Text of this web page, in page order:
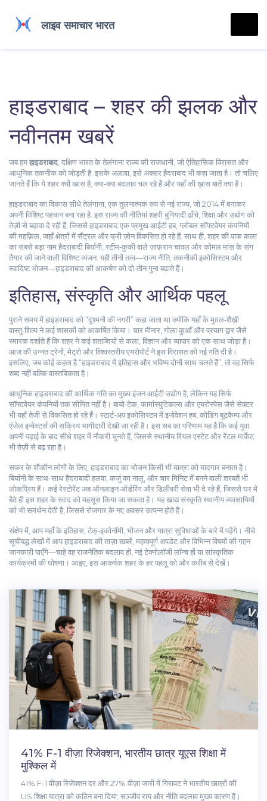
हाइडराबाद – शहर की झलक और
नवीनतम खबरें
जब हमहाइडराबाद दक्षिण भारत के तेलंगाना राज्य की राजधानी, जो ऐतिहासिक विरासत और
आधुनिक तकनीक को जोड़ती है. इसके अलावा, इसे अक्सरहैदराबादभी कहा जाता है। तो चलिए
जानते हैं कि ये शहर क्यों खास है, क्या‑क्या बदलाव चल रहे हैं और यहाँ की ख़ास बातें क्या हैं।
हाइडराबाद का विकास सीधेतेलंगाना एक तुलनात्मक रूप से नई राज्य, जो 2014 में बनाकर
अपनी विशिष्ट पहचान बना रहा है. इस राज्य की नीतियां शहरी बुनियादी ढाँचे, शिक्षा और उद्योग को
तेज़ी से बढ़ावा दे रही हैं, जिससे हाइडराबाद एक प्रमुखआईटी हब, ग्लोबल सॉफ्टवेयर कंपनियों
की महफ़िल, जहाँ क्षेत्रों में सैंट्रल और फ्री ज़ोन विकसित हो रहे हैं. साथ ही, शहर की पाक कला
का सबसे बड़ा नामहैदराबादी बिर्यानी स्टीम‑कुकी वाले ज़ाफ़रान चावल और कोमल मांस के संग
तैयार की जाने वाली विशिष्ट व्यंजन. यही तीनों तत्व—राज्य नीति, तकनीकी इकोसिस्टम और
स्वादिष्ट भोजन—हाइडराबाद की आकर्षण को दो‑तीन गुना बढ़ाते हैं।
इतिहास, संस्कृति और आर्थिक पहलू
पुराने समय में हाइडराबाद को “दुश्मनों की नगरी” कहा जाता था क्योंकि यहाँ के मुग़ल‑शैख़ी
वास्तु‑शिल्प ने कई शासकों को आकर्षित किया। चार मीनार, गोला कुआँ और प्रयाग द्वार जैसे
स्मारक दर्शाते हैं कि शहर ने कई शताब्दियों से कला, विज्ञान और व्यापार को एक साथ जोड़ा है।
आज की उन्नत ट्रेनों, मेट्रो और विश्वस्तरीय एयरोपोर्ट ने इस विरासत को नई गति दी है।
इसलिए, जब कोई कहता है “हाइडराबाद में इतिहास और भविष्य दोनों साथ चलते हैं”, तो वह सिर्फ
शब्द नहीं बल्कि वास्तविकता है।
आधुनिक हाइडराबाद की आर्थिक गति का मुख्य इंजन आईटी उद्योग है, लेकिन यह सिर्फ
सॉफ्टवेयर कंपनियों तक सीमित नहीं है। बायो‑टेक, फार्मास्युटिकल्स और एयरोस्पेस जैसे सेक्टर
भी यहाँ तेजी से विकसित हो रहे हैं। स्टार्ट‑अप इकोसिस्टम में इनोवेशन हब, कोडिंग बूटकैम्प और
एंजेल इन्वेस्टर्स की सक्रिय भागीदारी देखी जा रही है। इस सब का परिणाम यह है कि कई युवा
अपनी पढ़ाई के बाद सीधे शहर में नौकरी चुनते हैं, जिससे स्थानीय रियल एस्टेट और रेंटल मार्केट
भी तेज़ी से बढ़ रहा है।
सफ़र के शौकीन लोगों के लिए, हाइडराबाद का भोजन किसी भी यात्रा को यादगार बनाता है।
बिर्यानी के साथ-साथ हैदराबादी हलवा, कजुं का नालू, और चार मिनिट में बनने वाली शरबतें भी
लोकप्रिय हैं। कई रेस्टोरेंट अब ऑनलाइन ऑर्डरिंग और डिलीवरी सेवा भी दे रहे हैं, जिससे घर में
बैठे ही इस शहर के स्वाद को महसूस किया जा सकता है। यह खाद्य संस्कृति स्थानीय व्यवसायियों
को भी समर्थन देती है, जिससे रोजगार के नए अवसर उत्पन्न होते हैं।
संक्षेप में, आप यहाँ के इतिहास, टेक्‑इकोनॉमी, भोजन और यात्रा सुविधाओं के बारे में पढ़ेंगे। नीचे
सूचीबद्ध लेखों में आप हाइडराबाद की ताज़ा खबरें, महत्वपूर्ण अपडेट और विभिन्न विषयों की गहन
जानकारी पाएँगे—चाहे वह राजनैतिक बदलाव हों, नई टेक्नोलॉजी लॉन्च हों या सांस्कृतिक
कार्यक्रमों की घोषणा। आइए, इस आकर्षक शहर के हर पहलू को और करीब से देखें।
41% F-1 वीज़ा रिजेक्शन, भारतीय छात्र यूएस शिक्षा में
मुश्किल में
41% F-1 वीज़ा रिजेक्शन दर और 27% वीज़ा जारी में गिरावट ने भारतीय छात्रों की
US शिक्षा यात्रा को कठिन बना दिया; सञ्जीव राय और नीति बदलाव मुख्य कारण हैं।